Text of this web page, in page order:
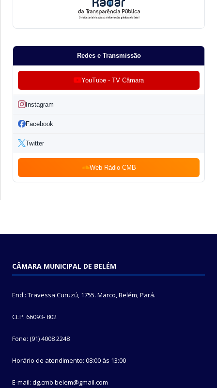
Redes e Transmissão
YouTube - TV Câmara
Instagram
Facebook
Twitter
Web Rádio CMB
CÂMARA MUNICIPAL DE BELÉM
End.: Travessa Curuzú, 1755. Marco, Belém, Pará.
CEP: 66093- 802
Fone: (91) 4008 2248
Horário de atendimento: 08:00 às 13:00
E-mail: dg.cmb.belem@gmail.com